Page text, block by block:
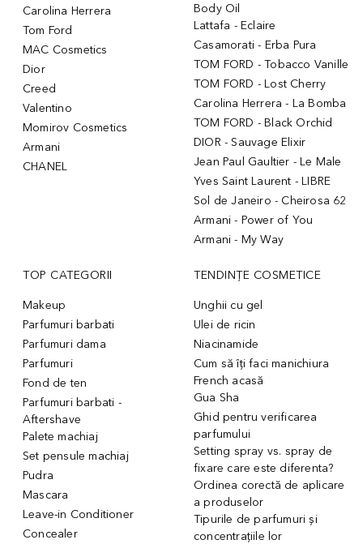
Carolina Herrera
Tom Ford
MAC Cosmetics
Dior
Creed
Valentino
Momirov Cosmetics
Armani
CHANEL
Body Oil
Lattafa - Eclaire
Casamorati - Erba Pura
TOM FORD - Tobacco Vanille
TOM FORD - Lost Cherry
Carolina Herrera - La Bomba
TOM FORD - Black Orchid
DIOR - Sauvage Elixir
Jean Paul Gaultier - Le Male
Yves Saint Laurent - LIBRE
Sol de Janeiro - Cheirosa 62
Armani - Power of You
Armani - My Way
TOP CATEGORII
Makeup
Parfumuri barbati
Parfumuri dama
Parfumuri
Fond de ten
Parfumuri barbati -
Aftershave
Palete machiaj
Set pensule machiaj
Pudra
Mascara
Leave-in Conditioner
Concealer
TENDINȚE COSMETICE
Unghii cu gel
Ulei de ricin
Niacinamide
Cum să îți faci manichiura
French acasă
Gua Sha
Ghid pentru verificarea
parfumului
Setting spray vs. spray de
fixare care este diferenta?
Ordinea corectă de aplicare
a produselor
Tipurile de parfumuri și
concentrațiile lor